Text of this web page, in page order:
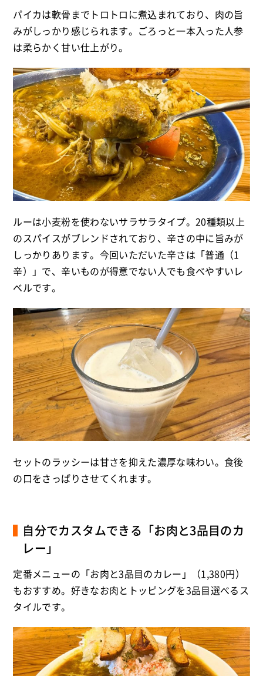
パイカは軟骨までトロトロに煮込まれており、肉の旨
みがしっかり感じられます。ごろっと一本入った人参
は柔らかく甘い仕上がり。
ルーは小麦粉を使わないサラサラタイプ。20種類以上
のスパイスがブレンドされており、辛さの中に旨みが
しっかりあります。今回いただいた辛さは「普通（1
辛）」で、辛いものが得意でない人でも食べやすいレ
ベルです。
セットのラッシーは甘さを抑えた濃厚な味わい。食後
の口をさっぱりさせてくれます。
自分でカスタムできる「お肉と3品目のカ
レー」
定番メニューの「お肉と3品目のカレー」（1,380円）
もおすすめ。好きなお肉とトッピングを3品目選べるス
タイルです。